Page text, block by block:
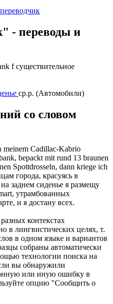
- переводы и
f существительное
ср.р. (Автомобили)
со словом
meinem Cadillac-Kabrio
, bepackt mit rund 13 braunen
Spottdrosseln, dann kriege ich
города, красуясь в
заднем сиденье я размещу
утрамбованных
и я достану всех.
контекстах
в лингвистических целях, т.
в одном языке и вариантов
собраны автоматически
технологии поиска на
вы обнаружили
или иную ошибку в
опцию "Сообщить о